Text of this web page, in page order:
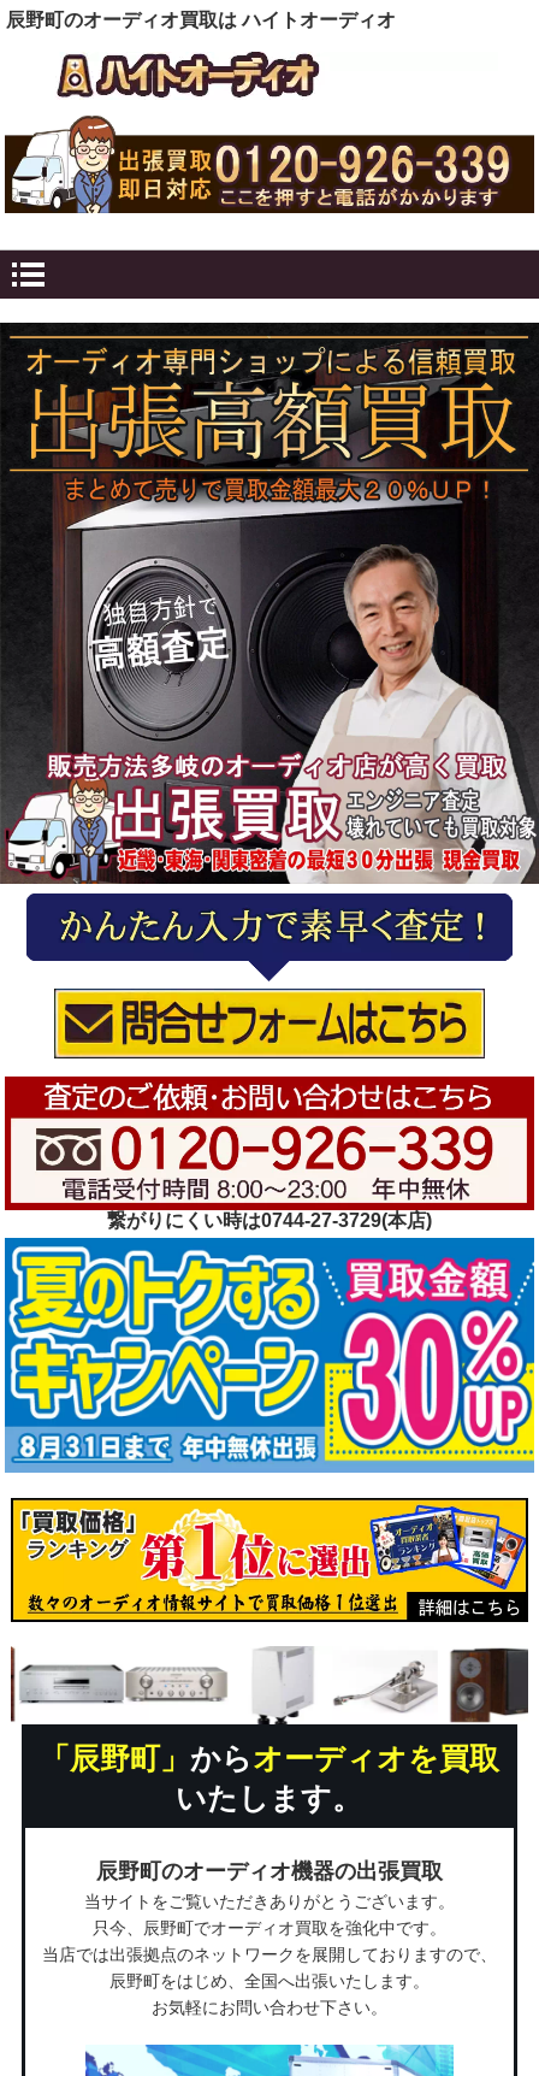
辰野町のオーディオ買取は ハイトオーディオ
繋がりにくい時は0744-27-3729(本店)
「辰野町」 からオーディオを買取
いたします。
辰野町のオーディオ機器の出張買取
当サイトをご覧いただきありがとうございます。
只今、辰野町でオーディオ買取を強化中です。
当店では出張拠点のネットワークを展開しておりますので、
辰野町をはじめ、全国へ出張いたします。
お気軽にお問い合わせ下さい。